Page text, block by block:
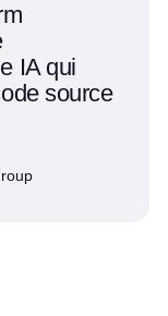
IA qui
source